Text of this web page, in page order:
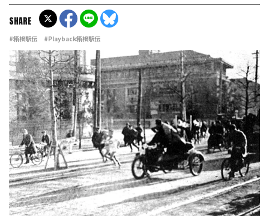
#箱根駅伝 #Playback箱根駅伝
SHARE